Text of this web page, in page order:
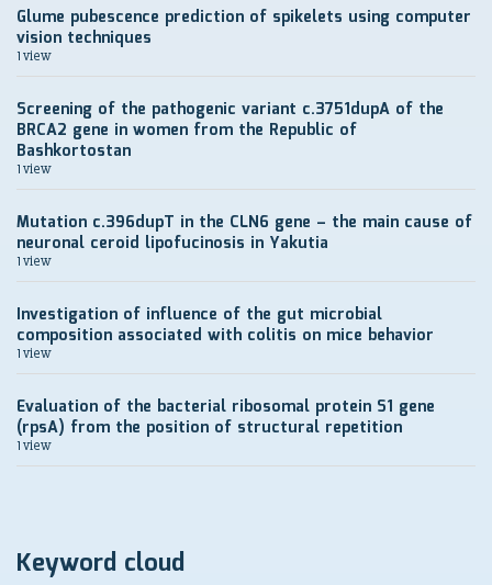
Glume pubescence prediction of spikelets using computer
vision techniques
1 view
Screening of the pathogenic variant c.3751dupA of the
BRCA2 gene in women from the Republic of
Bashkortostan
1 view
Mutation c.396dupT in the CLN6 gene – the main cause of
neuronal ceroid lipofucinosis in Yakutia
1 view
Investigation of influence of the gut microbial
composition associated with colitis on mice behavior
1 view
Evaluation of the bacterial ribosomal protein S1 gene
(rpsA) from the position of structural repetition
1 view
Keyword cloud